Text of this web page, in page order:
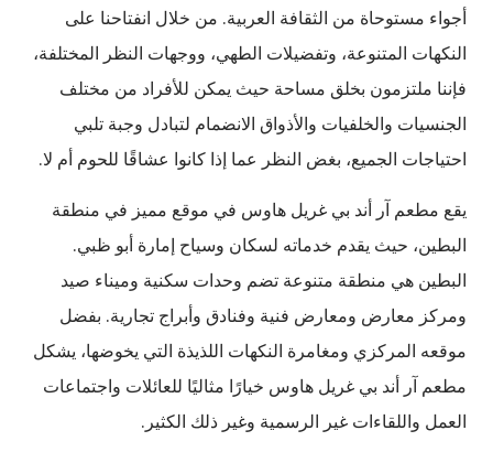
أجواء مستوحاة من الثقافة العربية. من خلال انفتاحنا على
النكهات المتنوعة، وتفضيلات الطهي، ووجهات النظر المختلفة،
فإننا ملتزمون بخلق مساحة حيث يمكن للأفراد من مختلف
الجنسيات والخلفيات والأذواق الانضمام لتبادل وجبة تلبي
احتياجات الجميع، بغض النظر عما إذا كانوا عشاقًا للحوم أم لا.
يقع مطعم آر أند بي غريل هاوس في موقع مميز في منطقة
البطين، حيث يقدم خدماته لسكان وسياح إمارة أبو ظبي.
البطين هي منطقة متنوعة تضم وحدات سكنية وميناء صيد
ومركز معارض ومعارض فنية وفنادق وأبراج تجارية. بفضل
موقعه المركزي ومغامرة النكهات اللذيذة التي يخوضها، يشكل
مطعم آر أند بي غريل هاوس خيارًا مثاليًا للعائلات واجتماعات
العمل واللقاءات غير الرسمية وغير ذلك الكثير.